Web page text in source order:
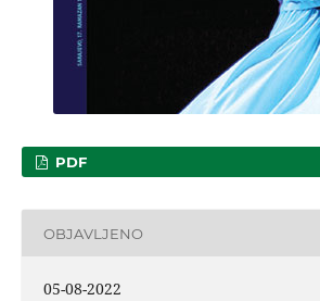
PDF
OBJAVLJENO
05-08-2022